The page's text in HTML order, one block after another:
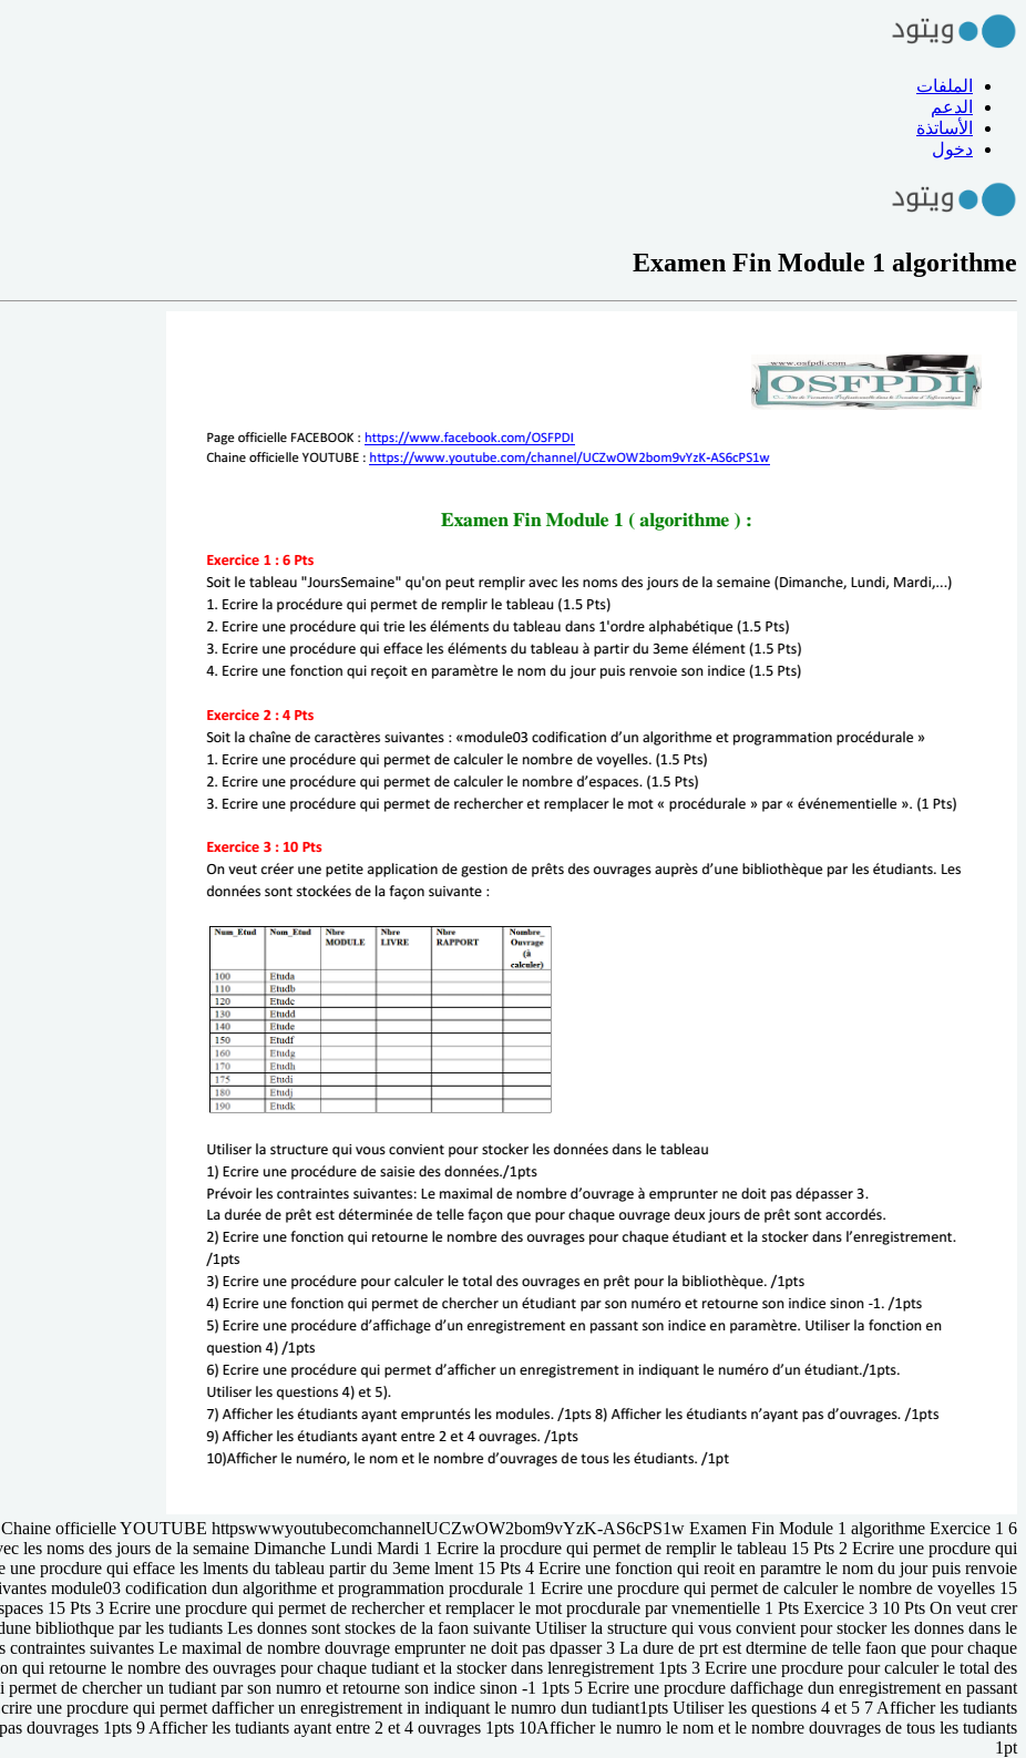
الملفات
الدعم
الأساتذة
دخول
Examen Fin Module 1 algorithme
officielle YOUTUBE httpswwwyoutubecomchannelUCZwOW2bom9vYzK-AS6cPS1w Examen Fin Module 1 algorithme Exercice 1 6
les noms des jours de la semaine Dimanche Lundi Mardi 1 Ecrire la procdure qui permet de remplir le tableau 15 Pts 2 Ecrire une procdure qui
procdure qui efface les lments du tableau partir du 3eme lment 15 Pts 4 Ecrire une fonction qui reoit en paramtre le nom du jour puis renvoie
module03 codification dun algorithme et programmation procdurale 1 Ecrire une procdure qui permet de calculer le nombre de voyelles 15
15 Pts 3 Ecrire une procdure qui permet de rechercher et remplacer le mot procdurale par vnementielle 1 Pts Exercice 3 10 Pts On veut crer
bibliothque par les tudiants Les donnes sont stockes de la faon suivante Utiliser la structure qui vous convient pour stocker les donnes dans le
suivantes Le maximal de nombre douvrage emprunter ne doit pas dpasser 3 La dure de prt est dtermine de telle faon que pour chaque
qui retourne le nombre des ouvrages pour chaque tudiant et la stocker dans lenregistrement 1pts 3 Ecrire une procdure pour calculer le total des
de chercher un tudiant par son numro et retourne son indice sinon -1 1pts 5 Ecrire une procdure daffichage dun enregistrement en passant
une procdure qui permet dafficher un enregistrement in indiquant le numro dun tudiant1pts Utiliser les questions 4 et 5 7 Afficher les tudiants
douvrages 1pts 9 Afficher les tudiants ayant entre 2 et 4 ouvrages 1pts 10Afficher le numro le nom et le nombre douvrages de tous les tudiants
1pt